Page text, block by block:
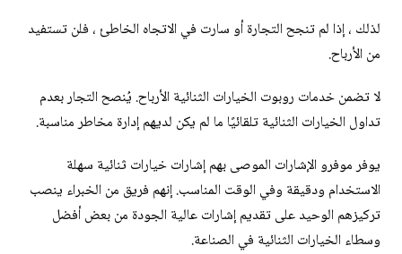
لذلك ، إذا لم تنجح التجارة أو سارت في الاتجاه الخاطئ ، فلن تستفيد
من الأرباح.
لا تضمن خدمات روبوت الخيارات الثنائية الأرباح. يُنصح التجار بعدم
تداول الخيارات الثنائية تلقائيًا ما لم يكن لديهم إدارة مخاطر مناسبة.
يوفر موفرو الإشارات الموصى بهم إشارات خيارات ثنائية سهلة
الاستخدام ودقيقة وفي الوقت المناسب. إنهم فريق من الخبراء ينصب
تركيزهم الوحيد على تقديم إشارات عالية الجودة من بعض أفضل
وسطاء الخيارات الثنائية في الصناعة.